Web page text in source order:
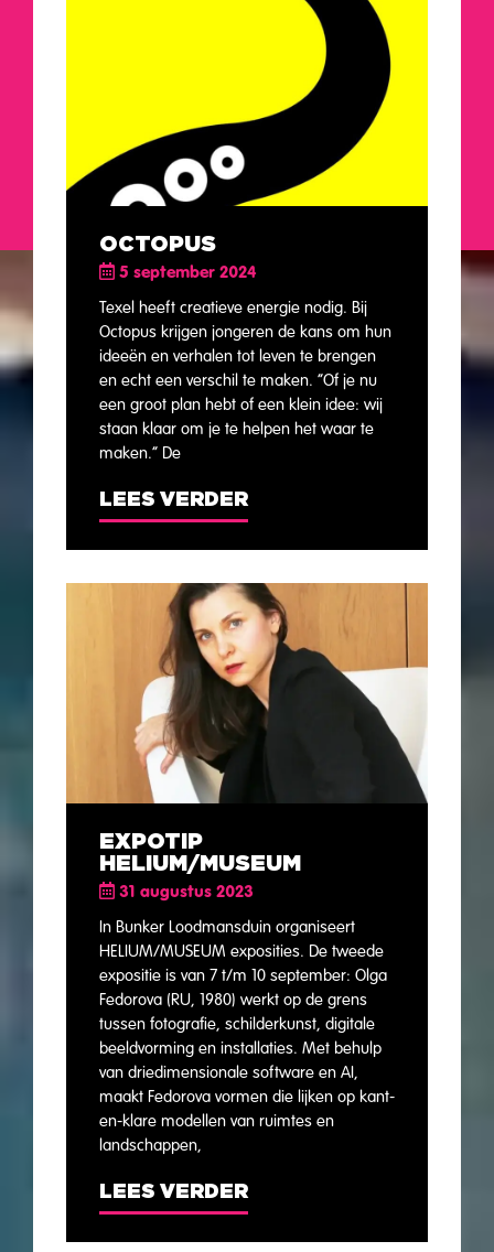
OCTOPUS
5 september 2024
Texel heeft creatieve energie nodig. Bij
Octopus krijgen jongeren de kans om hun
ideeën en verhalen tot leven te brengen
en echt een verschil te maken. “Of je nu
een groot plan hebt of een klein idee: wij
staan klaar om je te helpen het waar te
maken.” De
LEES VERDER
EXPOTIP
HELIUM/MUSEUM
31 augustus 2023
In Bunker Loodmansduin organiseert
HELIUM/MUSEUM exposities. De tweede
expositie is van 7 t/m 10 september: Olga
Fedorova (RU, 1980) werkt op de grens
tussen fotografie, schilderkunst, digitale
beeldvorming en installaties. Met behulp
van driedimensionale software en AI,
maakt Fedorova vormen die lijken op kant-
en-klare modellen van ruimtes en
landschappen,
LEES VERDER